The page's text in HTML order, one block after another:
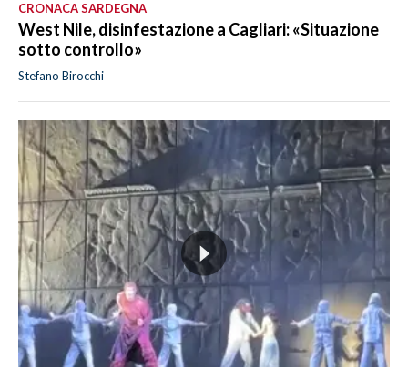
CRONACA SARDEGNA
West Nile, disinfestazione a Cagliari: «Situazione
sotto controllo»
Stefano Birocchi